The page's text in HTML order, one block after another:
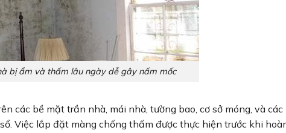
bị ẩm và thấm lâu ngày dễ gây nấm mốc
các bề mặt trần nhà, mái nhà, tường bao, cơ sở móng, và các
Việc lắp đặt màng chống thấm được thực hiện trước khi